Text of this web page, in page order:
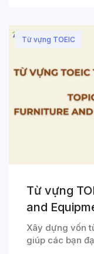
Từ vựng TOEIC
Từ vựng
and
Xây dựng vốn
giúp các bạn